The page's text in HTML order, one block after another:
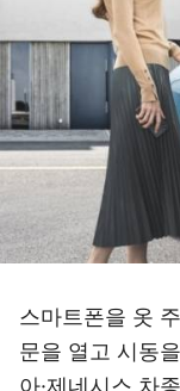
스마트폰을 옷
문을 열고 시동
아·제네시스 차